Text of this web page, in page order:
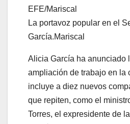
La portavoz popular en el
García.Mariscal
Alicia García ha anunciado
ampliación de trabajo en la
incluye a diez nuevos
que repiten, como el
Torres, el expresidente de